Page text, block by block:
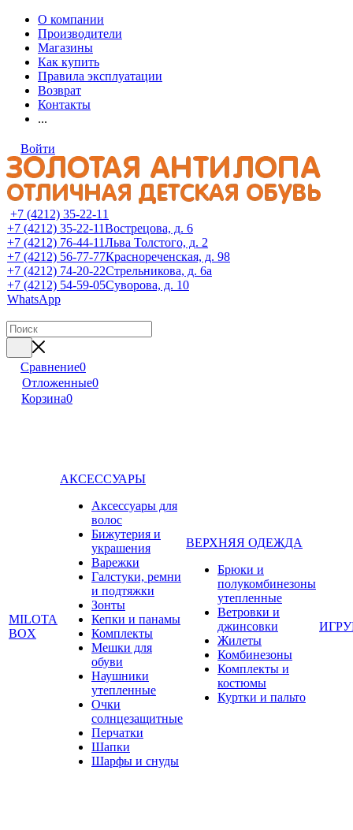
О компании
Производители
Магазины
Как купить
Правила эксплуатации
Возврат
Контакты
...
Войти
+7 (4212) 35-22-11
+7 (4212) 35-22-11Вострецова, д. 6
+7 (4212) 76-44-11Льва Толстого, д. 2
+7 (4212) 56-77-77Краснореченская, д. 98
+7 (4212) 74-20-22Стрельникова, д. 6а
+7 (4212) 54-59-05Суворова, д. 10
WhatsApp
Сравнение0
Отложенные0
Корзина0
MILOTA
BOX
АКСЕССУАРЫ
Аксессуары для
волос
Бижутерия и
украшения
Варежки
Галстуки, ремни
и подтяжки
Зонты
Кепки и панамы
Комплекты
Мешки для
обуви
Наушники
утепленные
Очки
солнцезащитные
Перчатки
Шапки
Шарфы и снуды
ВЕРХНЯЯ ОДЕЖДА
Брюки и
полукомбинезоны
утепленные
Ветровки и
джинсовки
Жилеты
Комбинезоны
Комплекты и
костюмы
Куртки и пальто